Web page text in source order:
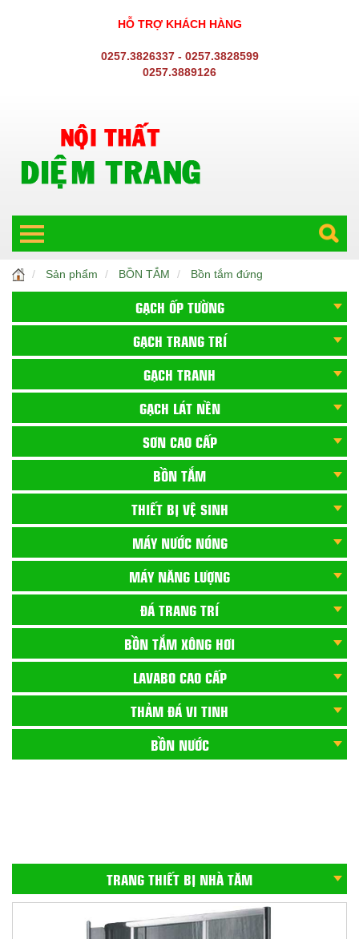
HỖ TRỢ KHÁCH HÀNG
0257.3826337 - 0257.3828599
0257.3889126
Sản phẩm BỒN TẮM Bồn tắm đứng
GẠCH ỐP TƯỜNG
GẠCH TRANG TRÍ
GẠCH TRANH
GẠCH LÁT NỀN
SƠN CAO CẤP
BỒN TẮM
THIẾT BỊ VỆ SINH
MÁY NƯỚC NÓNG
MÁY NĂNG LƯỢNG
ĐÁ TRANG TRÍ
BỒN TẮM XÔNG HƠI
LAVABO CAO CẤP
THẢM ĐÁ VI TINH
BỒN NƯỚC
TRANG THIẾT BỊ NHÀ TĂM